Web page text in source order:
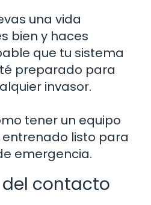
una vida
bien y haces
que tu sistema
preparado para
invasor.
tener un equipo
listo para
emergencia.
contacto